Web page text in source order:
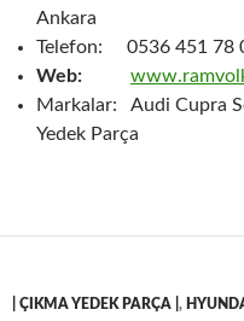
Ankara
Telefon: 0536 451 78
Web:
Markalar: Audi Cupra
Yedek Parça
| ÇIKMA YEDEK PARÇA | ,